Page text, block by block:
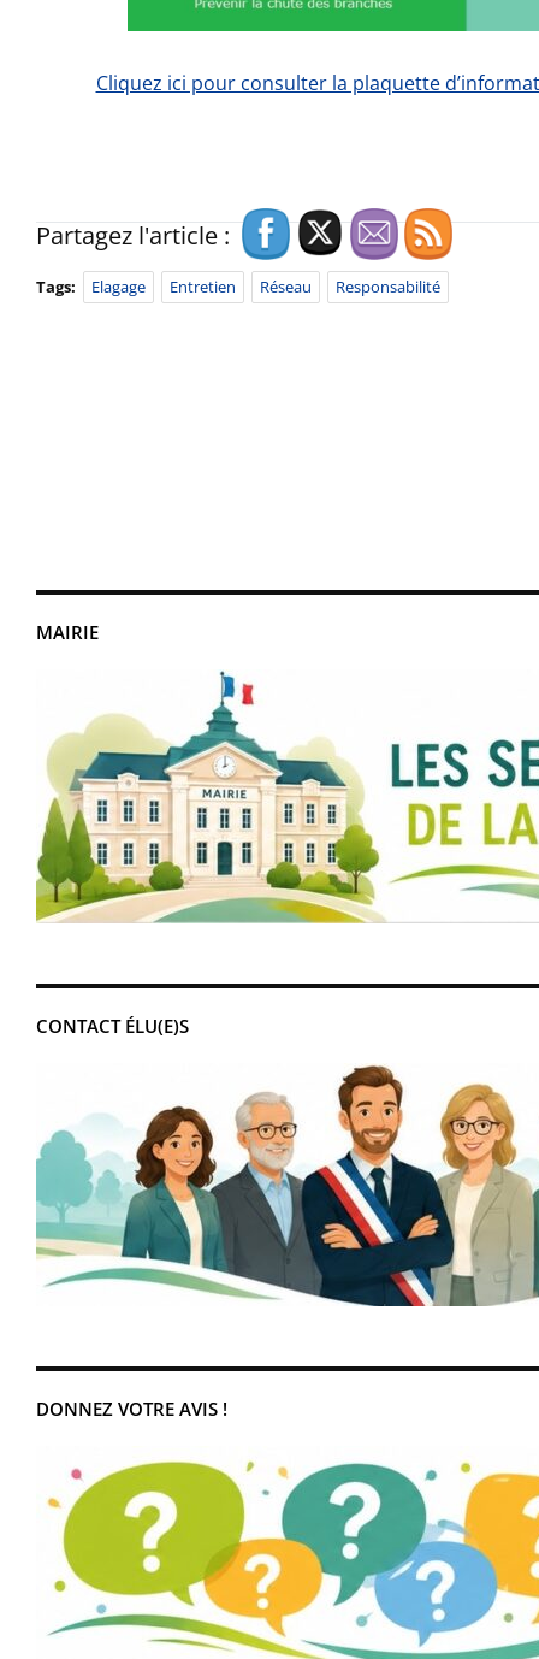
MAIRIE
CONTACT ÉLU(E)S
DONNEZ VOTRE AVIS !
Cliquez ici pour consulter la plaquette
Partagez l'article :
Tags: Elagage Entretien Réseau Responsabilité